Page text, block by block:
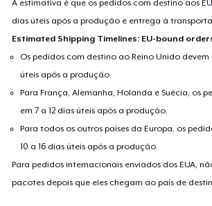
A estimativa é que os pedidos com destino aos
dias úteis após a produção e entrega à
Estimated Shipping Timelines: EU-bound
Os pedidos com destino ao Reino Unido devem
úteis após a produção.
Para França, Alemanha, Holanda e Suécia, os
em 7 a 12 dias úteis após a produção.
Para todos os outros países da Europa, os
10 a 16 dias úteis após a produção.
Para pedidos internacionais enviados dos EUA,
pacotes depois que eles chegam ao país de